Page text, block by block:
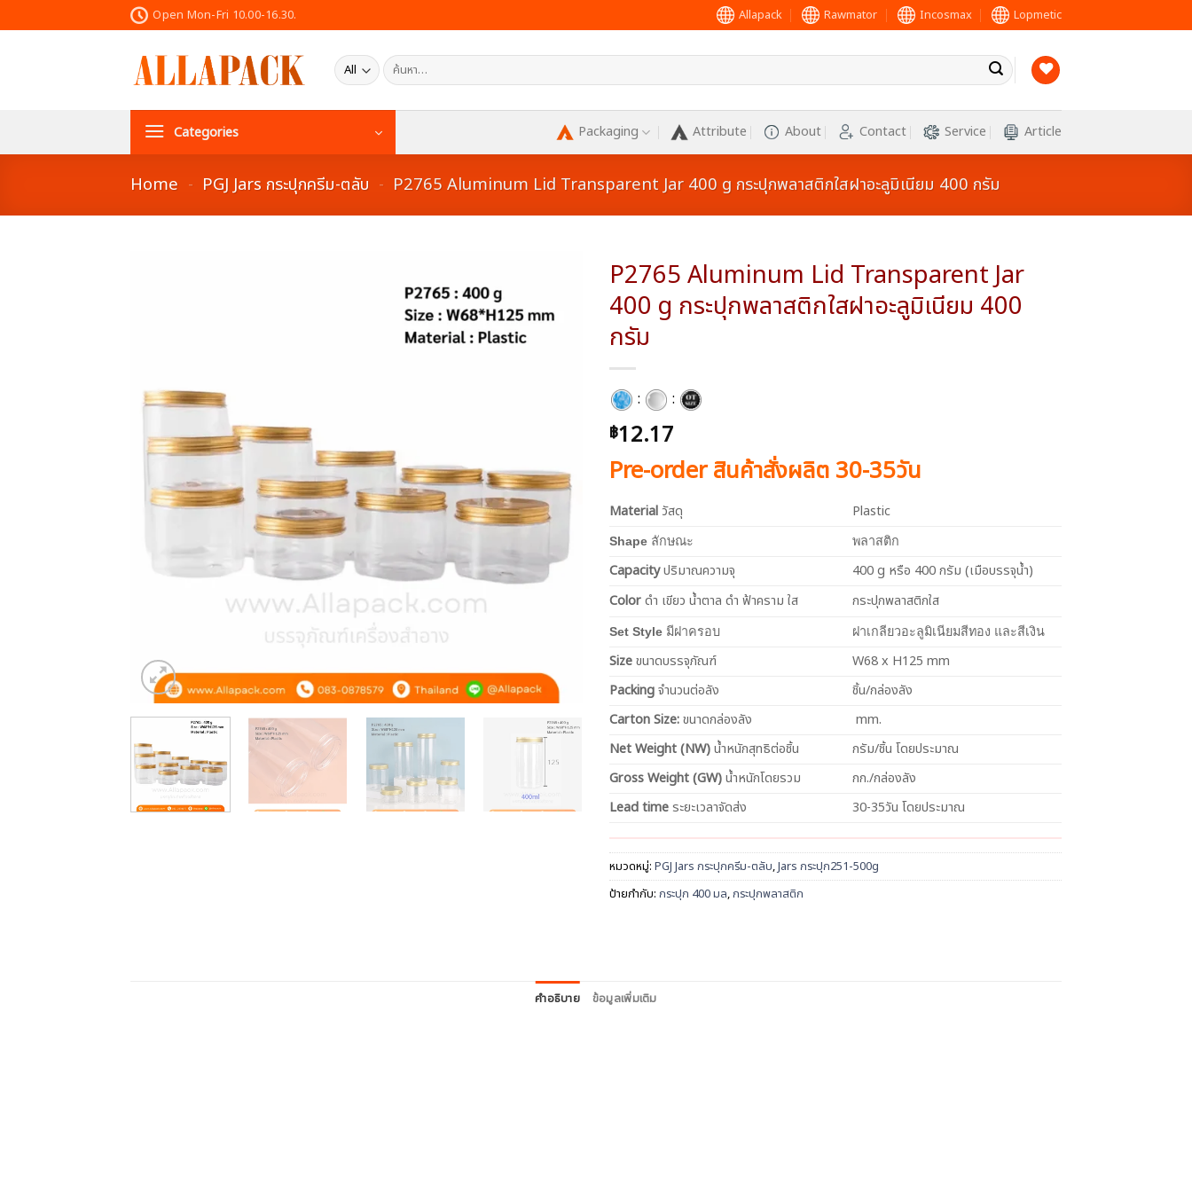
to
Open Mon-Fri 10.00-16.30. Allapack Rawmator Incosmax Lopmetic
ค้นหา:
Categories Packaging Attribute About Contact Service Article
Home - PGJ Jars กระปุกครีม-ตลับ - P2765 Aluminum Lid Transparent Jar 400 g กระปุกพลาสติกใสฝาอะลูมิเนียม 400 กรัม
P2765 Aluminum Lid Transparent Jar
400 g กระปุกพลาสติกใสฝาอะลูมิเนียม 400
กรัม
: :
฿12.17
Pre-order สินค้าสั่งผลิต 30-35วัน
Material วัสดุ Plastic
Shape ลักษณะ พลาสติก
Capacityปริมาณความจุ
400 g หรือ 400 กรัม (เมือบรรจุน้ำ)
Colorดำ เขียว น้ำตาล ดำ ฟ้าคราม ใส กระปุกพลาสติกใส
Set Style มีฝาครอบ ฝาเกลียวอะลูมิเนียมสีทอง และสีเงิน
Sizeขนาดบรรจุภัณฑ์
W68 x H125 mm
Packingจำนวนต่อลัง
ชิ้น/กล่องลัง
Carton Size:ขนาดกล่องลัง
mm.
NetWeight (NW)น้ำหนักสุทธิต่อชิ้น
กรัม/ชิ้น โดยประมาณ
Gross Weight (GW)น้ำหนักโดยรวม
กก./กล่องลัง
Lead time ระยะเวลาจัดส่ง 30-35วัน โดยประมาณ
หมวดหมู่: PGJ Jars กระปุกครีม-ตลับ,Jars กระปุก251-500g
ป้ายกำกับ: กระปุก 400 มล,กระปุกพลาสติก
คำอธิบาย ข้อมูลเพิ่มเติม